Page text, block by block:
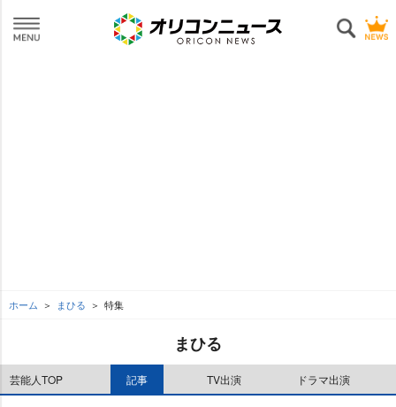
ホーム まひる 特集
まひる
芸能人TOP 記事 TV出演 ドラマ出演